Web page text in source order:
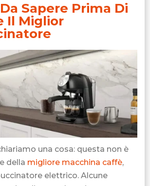
Sapere Prima Di
Il Miglior
una cosa: questa non è
della migliore macchina caffè,
elettrico. Alcune